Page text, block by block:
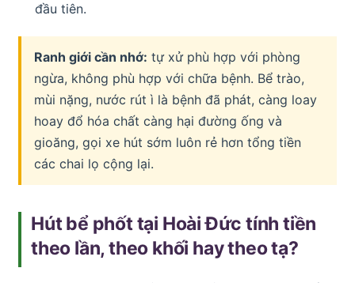
đầu tiên.
Ranh giới cần nhớ: tự xử phù hợp với phòng
ngừa, không phù hợp với chữa bệnh. Bể trào,
mùi nặng, nước rút ì là bệnh đã phát, càng loay
hoay đổ hóa chất càng hại đường ống và
gioăng, gọi xe hút sớm luôn rẻ hơn tổng tiền
các chai lọ cộng lại.
Hút bể phốt tại Hoài Đức tính tiền
theo lần, theo khối hay theo tạ?